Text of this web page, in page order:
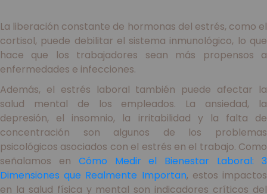
La liberación constante de hormonas del estrés, como el
cortisol, puede debilitar el sistema inmunológico, lo que
hace que los trabajadores sean más propensos a
enfermedades e infecciones.
Además, el estrés laboral también puede afectar la
salud mental de los empleados. La ansiedad, la
depresión, el insomnio, la irritabilidad y la falta de
concentración son algunos de los problemas
psicológicos asociados con el estrés en el trabajo. Como
señalamos en Cómo Medir el Bienestar Laboral: 3
Dimensiones que Realmente Importan, estos impactos
en la salud física y mental son indicadores críticos del